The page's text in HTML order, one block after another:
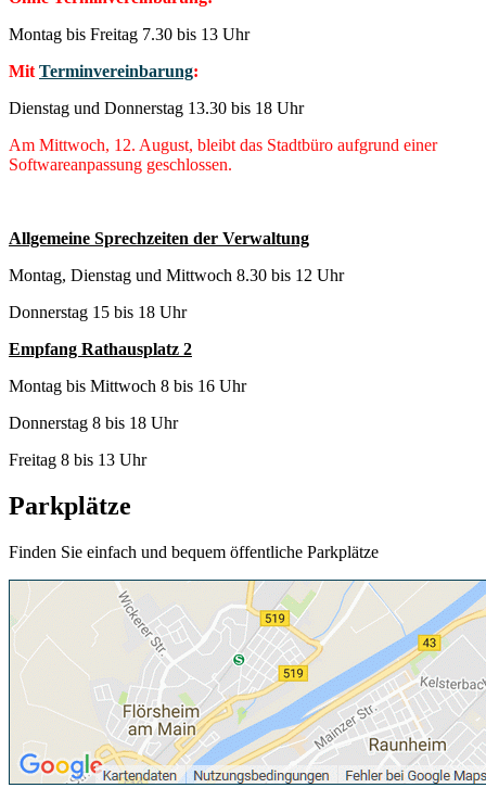
Montag bis Freitag 7.30 bis 13 Uhr
Mit Terminvereinbarung:
Dienstag und Donnerstag 13.30 bis 18 Uhr
Am Mittwoch, 12. August, bleibt das Stadtbüro aufgrund einer
Softwareanpassung geschlossen.
Allgemeine Sprechzeiten der Verwaltung
Montag, Dienstag und Mittwoch 8.30 bis 12 Uhr
Donnerstag 15 bis 18 Uhr
Empfang Rathausplatz 2
Montag bis Mittwoch 8 bis 16 Uhr
Donnerstag 8 bis 18 Uhr
Freitag 8 bis 13 Uhr
Parkplätze
Finden Sie einfach und bequem öffentliche Parkplätze